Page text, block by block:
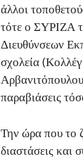
άλλοι
τότε ο ΣΥΡΙΖΑ
Διευθύνσεων
σχολεία
παραβιάσεις
Την ώρα που το
διαστάσεις και